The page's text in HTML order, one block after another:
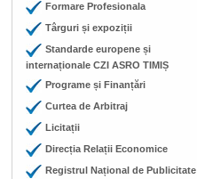
Formare Profesionala
Târguri și expoziții
Standarde europene și
internaționale CZI ASRO TIMIȘ
Programe și Finanțări
Curtea de Arbitraj
Licitații
Direcția Relații Economice
Registrul Național de Publicitate